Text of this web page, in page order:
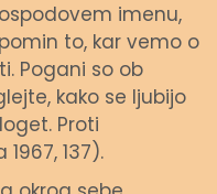
imenu,
to, kar vemo o
Pogani so ob
kako se ljubijo
Proti
137).